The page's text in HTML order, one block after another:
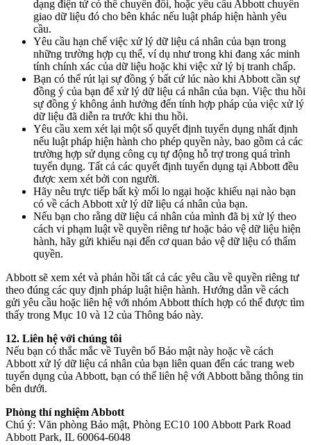
dạng điện tử có thể chuyển đổi, hoặc yêu cầu Abbott chuyển
giao dữ liệu đó cho bên khác nếu luật pháp hiện hành yêu
cầu.
Yêu cầu hạn chế việc xử lý dữ liệu cá nhân của bạn trong
những trường hợp cụ thể, ví dụ như trong khi đang xác minh
tính chính xác của dữ liệu hoặc khi việc xử lý bị tranh chấp.
Bạn có thể rút lại sự đồng ý bất cứ lúc nào khi Abbott cần sự
đồng ý của bạn để xử lý dữ liệu cá nhân của bạn. Việc thu hồi
sự đồng ý không ảnh hưởng đến tính hợp pháp của việc xử lý
dữ liệu đã diễn ra trước khi thu hồi.
Yêu cầu xem xét lại một số quyết định tuyển dụng nhất định
nếu luật pháp hiện hành cho phép quyền này, bao gồm cả các
trường hợp sử dụng công cụ tự động hỗ trợ trong quá trình
tuyển dụng. Tất cả các quyết định tuyển dụng tại Abbott đều
được xem xét bởi con người.
Hãy nêu trực tiếp bất kỳ mối lo ngại hoặc khiếu nại nào bạn
có về cách Abbott xử lý dữ liệu cá nhân của bạn.
Nếu bạn cho rằng dữ liệu cá nhân của mình đã bị xử lý theo
cách vi phạm luật về quyền riêng tư hoặc bảo vệ dữ liệu hiện
hành, hãy gửi khiếu nại đến cơ quan bảo vệ dữ liệu có thẩm
quyền.
Abbott sẽ xem xét và phản hồi tất cả các yêu cầu về quyền riêng tư
theo đúng các quy định pháp luật hiện hành. Hướng dẫn về cách
gửi yêu cầu hoặc liên hệ với nhóm Abbott thích hợp có thể được tìm
thấy trong Mục 10 và 12 của Thông báo này.
12. Liên hệ với chúng tôi
Nếu bạn có thắc mắc về Tuyên bố Bảo mật này hoặc về cách
Abbott xử lý dữ liệu cá nhân của bạn liên quan đến các trang web
tuyển dụng của Abbott, bạn có thể liên hệ với Abbott bằng thông tin
bên dưới.
Phòng thí nghiệm Abbott
Chú ý: Văn phòng Bảo mật, Phòng EC10 100 Abbott Park Road
Abbott Park, IL 60064-6048